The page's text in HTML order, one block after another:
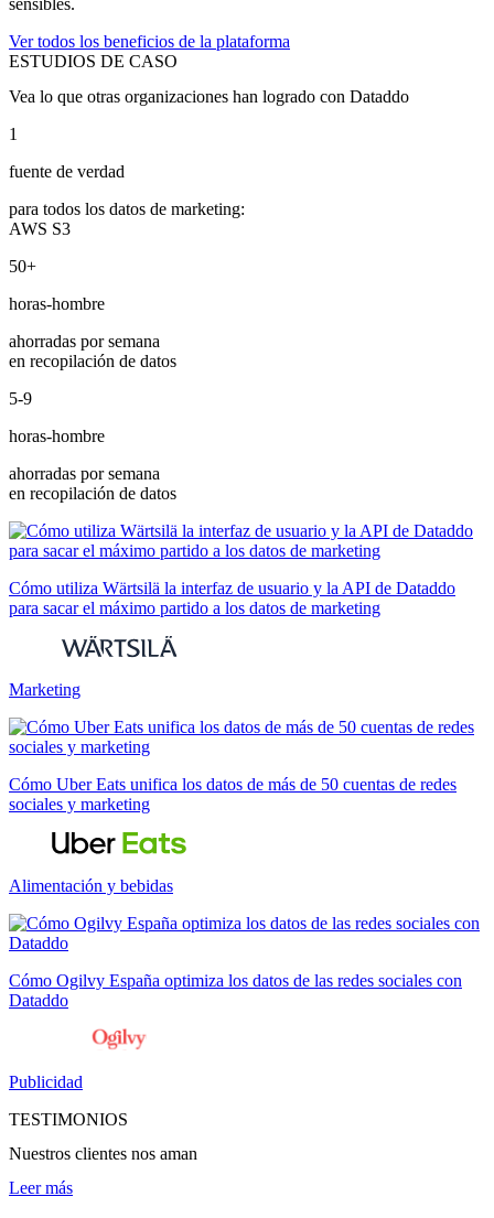
sensibles.
Ver todos los beneficios de la plataforma
ESTUDIOS DE CASO
Vea lo que otras organizaciones han logrado con Dataddo
1
fuente de verdad
para todos los datos de marketing:
AWS S3
50+
horas-hombre
ahorradas por semana
en recopilación de datos
5-9
horas-hombre
ahorradas por semana
en recopilación de datos
Cómo utiliza Wärtsilä la interfaz de usuario y la API de Dataddo
para sacar el máximo partido a los datos de marketing
Marketing
Cómo Uber Eats unifica los datos de más de 50 cuentas de redes
sociales y marketing
Alimentación y bebidas
Cómo Ogilvy España optimiza los datos de las redes sociales con
Dataddo
Publicidad
TESTIMONIOS
Nuestros clientes nos aman
Leer más